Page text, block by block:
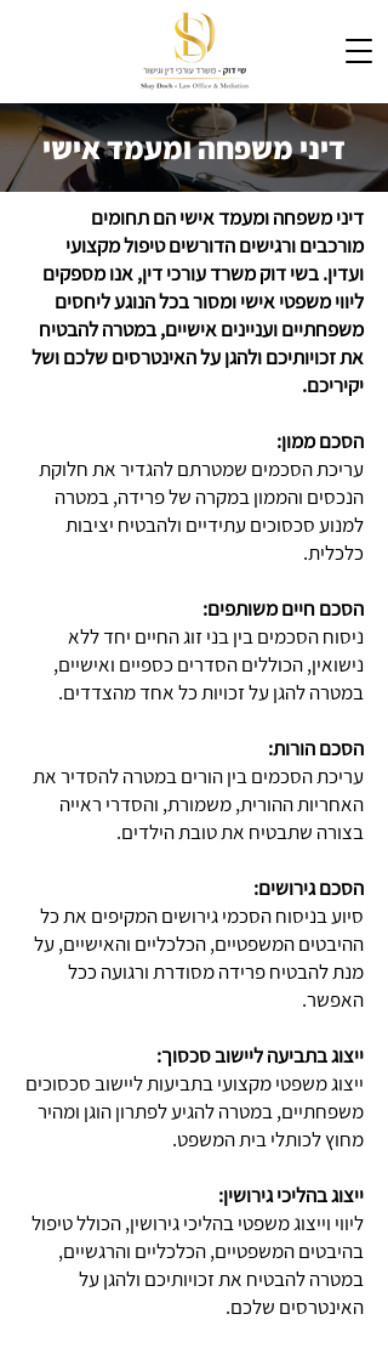
דיני משפחה ומעמד אישי
דיני משפחה ומעמד אישי הם תחומים
מורכבים ורגישים הדורשים טיפול מקצועי
ועדין. בשי דוק משרד עורכי דין, אנו מספקים
ליווי משפטי אישי ומסור בכל הנוגע ליחסים
משפחתיים ועניינים אישיים, במטרה להבטיח
את זכויותיכם ולהגן על האינטרסים שלכם ושל
יקיריכם.
הסכם ממון:
עריכת הסכמים שמטרתם להגדיר את חלוקת
הנכסים והממון במקרה של פרידה, במטרה
למנוע סכסוכים עתידיים ולהבטיח יציבות
כלכלית.
הסכם חיים משותפים:
ניסוח הסכמים בין בני זוג החיים יחד ללא
נישואין, הכוללים הסדרים כספיים ואישיים,
במטרה להגן על זכויות כל אחד מהצדדים.
הסכם הורות:
עריכת הסכמים בין הורים במטרה להסדיר את
האחריות ההורית, משמורת, והסדרי ראייה
בצורה שתבטיח את טובת הילדים.
הסכם גירושים:
סיוע בניסוח הסכמי גירושים המקיפים את כל
ההיבטים המשפטיים, הכלכליים והאישיים, על
מנת להבטיח פרידה מסודרת ורגועה ככל
האפשר.
ייצוג בתביעה ליישוב סכסוך:
ייצוג משפטי מקצועי בתביעות ליישוב סכסוכים
משפחתיים, במטרה להגיע לפתרון הוגן ומהיר
מחוץ לכותלי בית המשפט.
ייצוג בהליכי גירושין:
ליווי וייצוג משפטי בהליכי גירושין, הכולל טיפול
בהיבטים המשפטיים, הכלכליים והרגשיים,
במטרה להבטיח את זכויותיכם ולהגן על
האינטרסים שלכם.